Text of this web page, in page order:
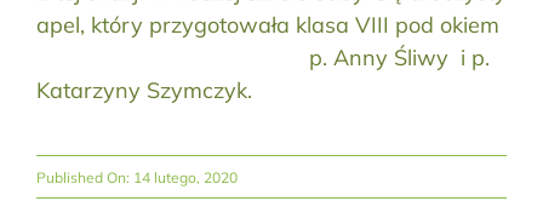
apel, który przygotowała klasa VIII pod okiem
p. Anny Śliwy i p.
Katarzyny Szymczyk.
Published On: 14 lutego, 2020